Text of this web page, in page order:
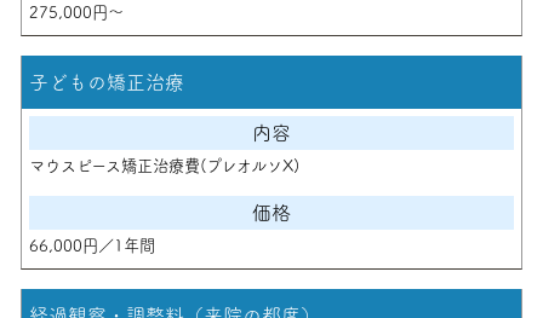
275,000円〜
子どもの矯正治療
マウスピース矯正治療費(プレオルソX)
66,000円／1年間